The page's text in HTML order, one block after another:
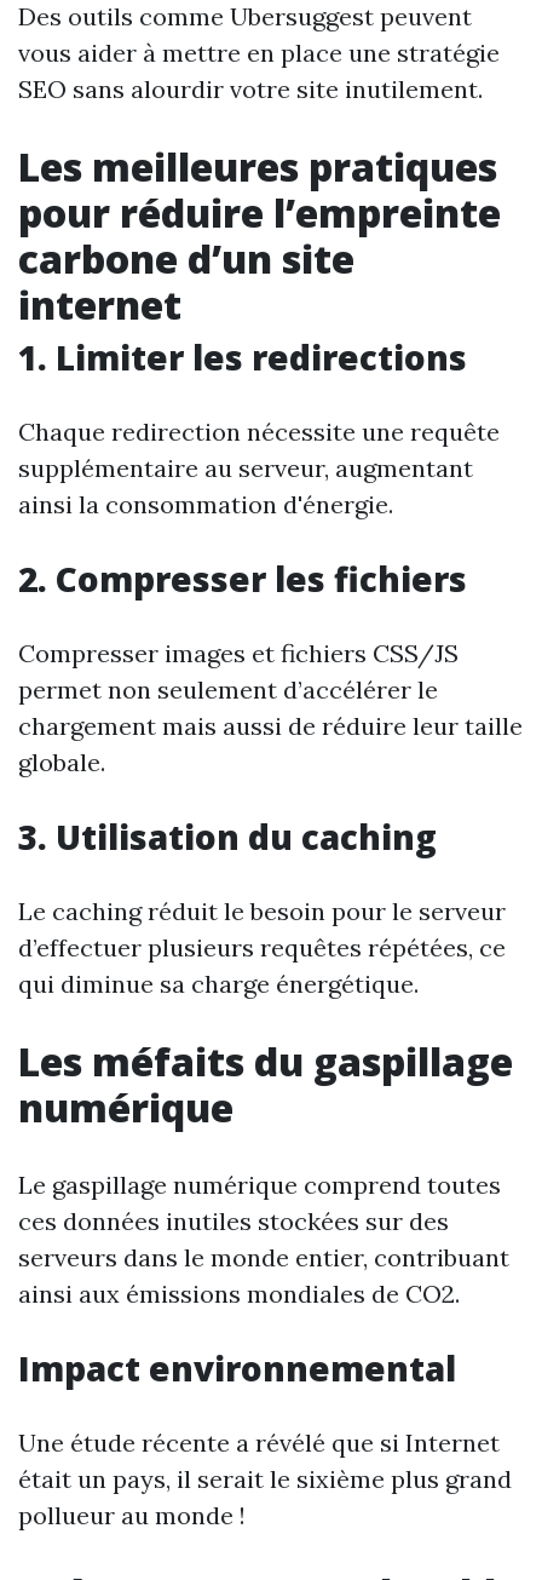
Des outils comme Ubersuggest peuvent
vous aider à mettre en place une stratégie
SEO sans alourdir votre site inutilement.
Les meilleures pratiques
pour réduire l’empreinte
carbone d’un site
internet
1. Limiter les redirections
Chaque redirection nécessite une requête
supplémentaire au serveur, augmentant
ainsi la consommation d'énergie.
2. Compresser les fichiers
Compresser images et fichiers CSS/JS
permet non seulement d’accélérer le
chargement mais aussi de réduire leur taille
globale.
3. Utilisation du caching
Le caching réduit le besoin pour le serveur
d’effectuer plusieurs requêtes répétées, ce
qui diminue sa charge énergétique.
Les méfaits du gaspillage
numérique
Le gaspillage numérique comprend toutes
ces données inutiles stockées sur des
serveurs dans le monde entier, contribuant
ainsi aux émissions mondiales de CO2.
Impact environnemental
Une étude récente a révélé que si Internet
était un pays, il serait le sixième plus grand
pollueur au monde !